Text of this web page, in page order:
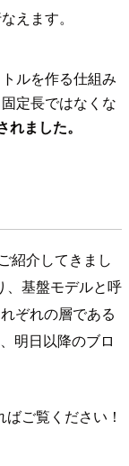
えます。
ルを作る仕組み
定長ではなくな
ました。
紹介してきまし
、基盤モデルと呼
ぞれの層である
明日以降のブロ
ご覧ください！